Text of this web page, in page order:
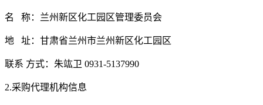
名 称： 兰州新区化工园区管理委员会
地 址： 甘肃省兰州市兰州新区化工园区
联系 方式： 朱竑卫 0931-5137990
2.采购代理机构信息